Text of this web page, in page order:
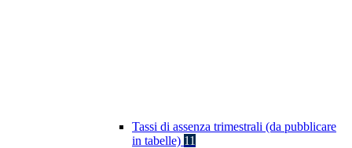
Tassi di assenza trimestrali (da pubblicare
in tabelle) 11